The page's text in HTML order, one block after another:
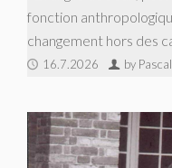
fonction
changement hors des
16.7.2026 by